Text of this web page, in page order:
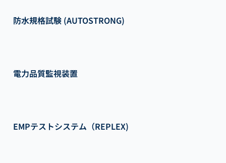
防水規格試験 (AUTOSTRONG)
電力品質監視装置
EMPテストシステム（REPLEX)